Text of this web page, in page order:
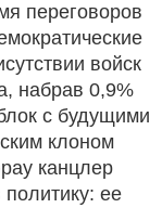
переговоров
войск
набрав 0,9%
с будущими
клоном
канцлер
ее